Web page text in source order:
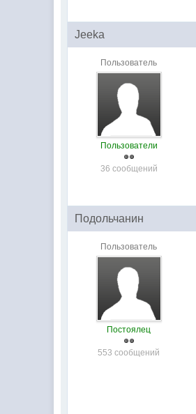
Jeeka
Пользователь
Пользователи
36 сообщений
Подольчанин
Пользователь
Постоялец
553 сообщений